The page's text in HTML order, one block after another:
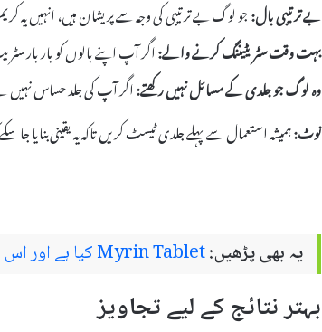
بے ترتیبی بال:جو لوگ بے ترتیبی کی وجہ سے پریشان ہیں، انہیں
بہت وقت سٹریٹیننگ کرنے والے:اگر آپ اپنے بالوں کو بار بار
وہ لوگ جو جلدی کے مسائل نہیں رکھتے:اگر آپ کی جلد حساس نہیں
نوٹ:ہمیشہ استعمال سے پہلے جلدی ٹیسٹ کریں تاکہ یہ یقینی بنایا
یہ بھی پڑھیں:Myrin Tablet کیا ہے اور اس کے استعمالات اور سائیڈ ایفیکٹس
بہتر نتائج کے لیے تجاویز